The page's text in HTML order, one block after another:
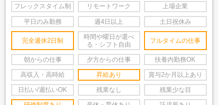
フレックスタイム制 リモートワーク 上場企業
平日のみ勤務 週4日以上 土日祝休み
完全週休2日制
時間や曜日が選べ
る・シフト自由
フルタイムの仕事
朝からの仕事 夕方からの仕事 扶養内勤務OK
高収入・高時給 昇給あり 賞与2か月以上あり
日払い/週払いOK 残業なし 残業少な目